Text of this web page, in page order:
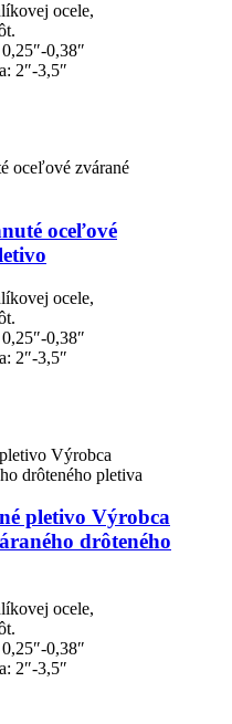
ocele,
0,38″
2″-3,5″
oceľové
ocele,
0,38″
2″-3,5″
pletivo Výrobca
drôteného
ocele,
0,38″
2″-3,5″